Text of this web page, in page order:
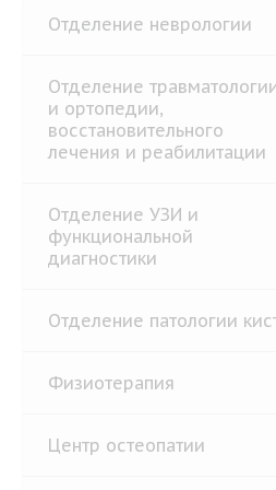
Отделение неврологии
Отделение
и ортопедии,
восстановительного
лечения и реабилитации
Отделение УЗИ и
функциональной
диагностики
Отделение патологии
Физиотерапия
Центр остеопатии